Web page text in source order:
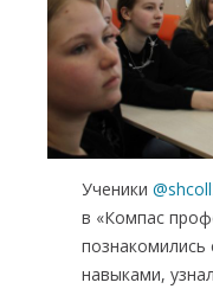
Ученики
в «Компас
навыками,